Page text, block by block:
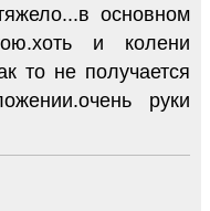
основном
и колени
то не получается
руки